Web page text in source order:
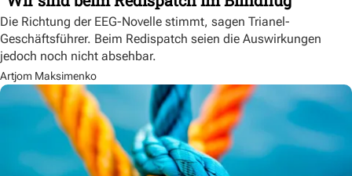
Die Richtung der EEG-Novelle stimmt, sagen Trianel-
Geschäftsführer. Beim Redispatch seien die Auswirkungen
jedoch noch nicht absehbar.
Artjom Maksimenko